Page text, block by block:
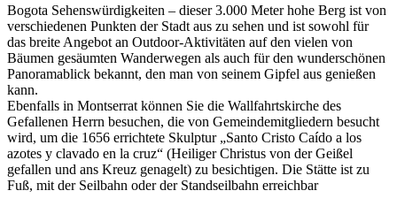
Bogota Sehenswürdigkeiten – dieser 3.000 Meter hohe Berg ist von
verschiedenen Punkten der Stadt aus zu sehen und ist sowohl für
das breite Angebot an Outdoor-Aktivitäten auf den vielen von
Bäumen gesäumten Wanderwegen als auch für den wunderschönen
Panoramablick bekannt, den man von seinem Gipfel aus genießen
kann.
Ebenfalls in Montserrat können Sie die Wallfahrtskirche des
Gefallenen Herrn besuchen, die von Gemeindemitgliedern besucht
wird, um die 1656 errichtete Skulptur „Santo Cristo Caído a los
azotes y clavado en la cruz“ (Heiliger Christus von der Geißel
gefallen und ans Kreuz genagelt) zu besichtigen. Die Stätte ist zu
Fuß, mit der Seilbahn oder der Standseilbahn erreichbar